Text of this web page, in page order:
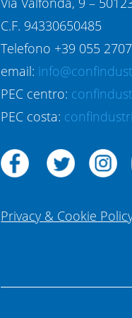
C.F. 94330650485
Telefono +39 055
email:
PEC centro:
PEC costa:
Privacy & Cookie